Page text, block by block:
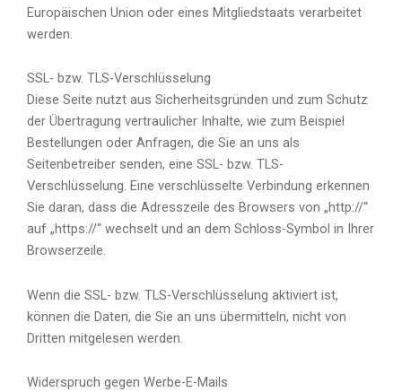
Europäischen Union oder eines Mitgliedstaats verarbeitet
werden.
SSL- bzw. TLS-Verschlüsselung
Diese Seite nutzt aus Sicherheitsgründen und zum Schutz
der Übertragung vertraulicher Inhalte, wie zum Beispiel
Bestellungen oder Anfragen, die Sie an uns als
Seitenbetreiber senden, eine SSL- bzw. TLS-
Verschlüsselung. Eine verschlüsselte Verbindung erkennen
Sie daran, dass die Adresszeile des Browsers von „http://“
auf „https://“ wechselt und an dem Schloss-Symbol in Ihrer
Browserzeile.
Wenn die SSL- bzw. TLS-Verschlüsselung aktiviert ist,
können die Daten, die Sie an uns übermitteln, nicht von
Dritten mitgelesen werden.
Widerspruch gegen Werbe-E-Mails